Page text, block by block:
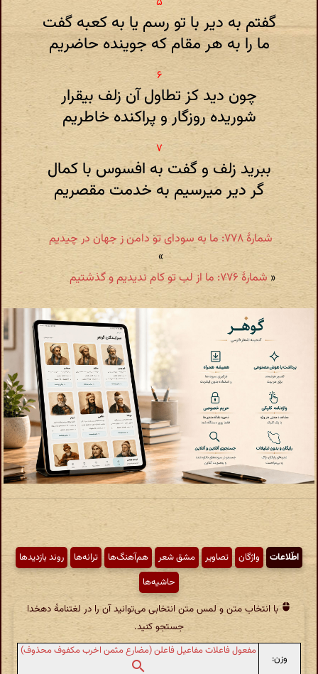
گفتم به دیر با تو رسم یا به کعبه گفت
ما را به هر مقام که جوینده حاضریم
چون دید کز تطاول آن زلف بیقرار
شوریده روزگار و پراکنده خاطریم
ببرید زلف و گفت به افسوس با کمال
گر دیر میرسیم به خدمت مقصریم
شمارهٔ ۷۷۸: ما به سودای تو دامن ز جهان در چیدیم
»
« شمارهٔ ۷۷۶: ما از لب تو کام ندیدیم و گذشتیم
اطّلاعات واژگان تصاویر مشق شعر هم‌آهنگ‌ها ترانه‌ها
روند بازدیدها
حاشیه‌ها
با انتخاب متن و لمس متن انتخابی می‌توانید آن را در لغتنامهٔ دهخدا
جستجو کنید.
وزن:
مفعول فاعلات مفاعیل فاعلن (مضارع مثمن اخرب مکفوف محذوف)